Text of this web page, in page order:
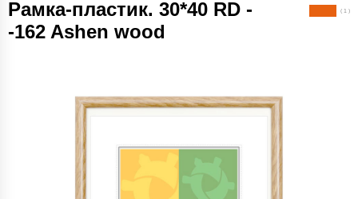
Рамка-пластик. 30*40 RD -
-162 Ashen wood
( 1 )